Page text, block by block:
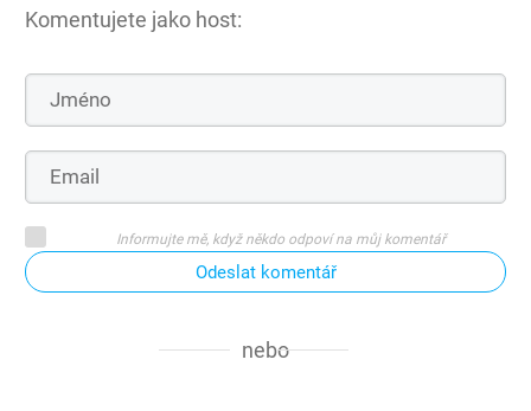
Komentujete jako host:
Informujte mě, když někdo odpoví na můj komentář
Odeslat komentář
nebo